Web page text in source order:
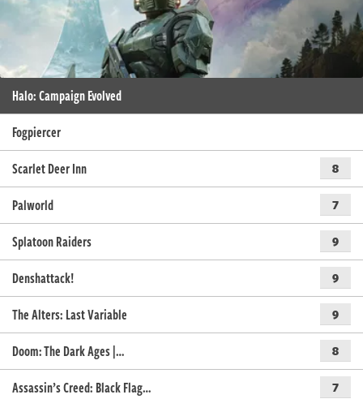
Halo: Campaign Evolved
Fogpiercer
Scarlet Deer Inn
8
Palworld 7
Splatoon Raiders 9
Denshattack! 9
The Alters: Last Variable 9
Doom: The Dark Ages |… 8
Assassin’s Creed: Black Flag… 7